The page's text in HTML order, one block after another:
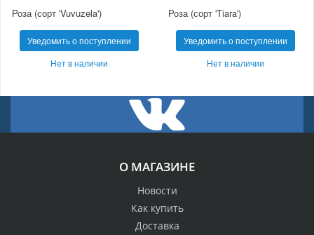
Роза (сорт 'Vuvuzela')
Уведомить о поступлении
Нет в наличии
Роза (сорт 'Tiara')
Уведомить о поступлении
Нет в наличии
О МАГАЗИНЕ
Новости
Как купить
Доставка